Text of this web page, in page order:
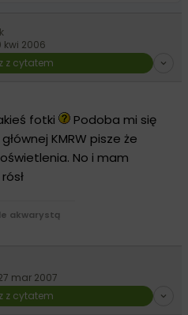
kwi 2006
z cytatem
fotki
Podoba mi się
KMRW pisze że
No i mam
akwarystą
mar 2007
z cytatem